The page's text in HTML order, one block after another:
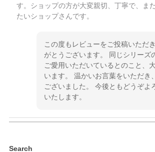
す。ショップの方が大変親切、丁寧で、ま
たいショップさんです。
この度もレビューをご投稿いただ
がとうございます。 同じシリーズ
ご愛用いただいているとのこと、
います。 温かいお言葉をいただき
ございました。 今後ともどうぞよ
いたします。
Search